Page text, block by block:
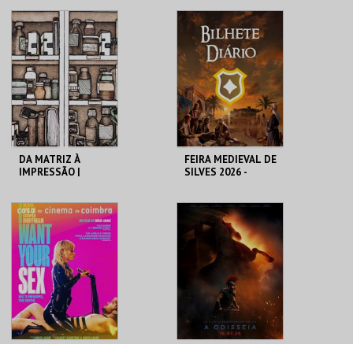
CINEMAS CINEMAX
PENAFIEL
MAIS INFO
COMPRAR
CINEMAS CINEMAX
PENAFIEL
MAIS INFO
COMPRAR
DA MATRIZ À
IMPRESSÃO |
MUSEU DO ORIENTE.
MAIS INFO
INSCREVER
FEIRA MEDIEVAL DE
SILVES 2026 -
CENTRO HISTÓRICO
SILVES
MAIS INFO
COMPRAR